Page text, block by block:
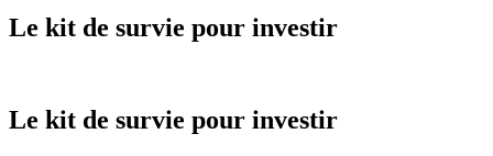
Le kit de survie pour investir
Le kit de survie pour investir